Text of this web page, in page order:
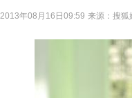
2013年08月16日09:59 来源： 搜狐